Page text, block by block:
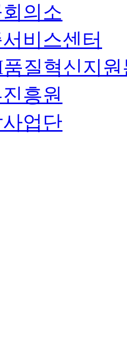
의소
비스센터
품질혁신지
흥원
업단